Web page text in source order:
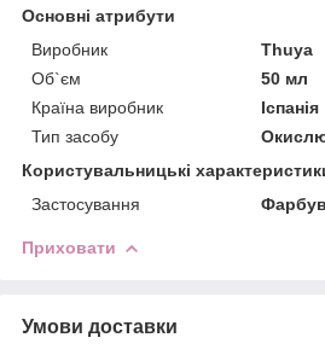
Основні атрибути
Виробник
Thuya
Об`єм
50 мл
Країна виробник
Іспанія
Тип засобу
Користувальницькі
Застосування
Приховати
Умови доставки